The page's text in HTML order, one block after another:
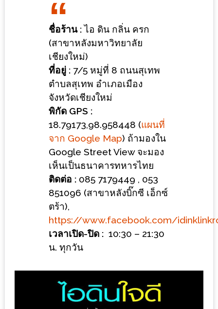
ร้าน
รวย
เสน่ห์
ของ
เชียงใหม่
ต้อง
ไป
ลอง
16
ร้าน
อร่อย
ที่
ต้อง
มา
ลอง
ถนน
คน
อาทิตย์
ชื่อร้าน :ไอ ดิน กลิ่น ครก
(สาขาหลังมหาวิทยาลัย
เชียงใหม่)
ที่อยู่ : 7/5 หมู่ที่ 8 ถนนสุเทพ
ตำบลสุเทพ อำเภอเมือง
จังหวัดเชียงใหม่
พิกัด GPS :
18.79173,98.958448 (แผนที่
จาก Google Map) ถ้ามองใน
Google Street View จะมอง
เห็นเป็นธนาคารทหารไทย
ติดต่อ : 085 7179449 , 053
851096 (สาขาหลังบิ๊กซี เอ็กซ์
ตร้า),
https://www.facebook.com/
เวลาเปิด-ปิด : 10:30 – 21:30
น. ทุกวัน